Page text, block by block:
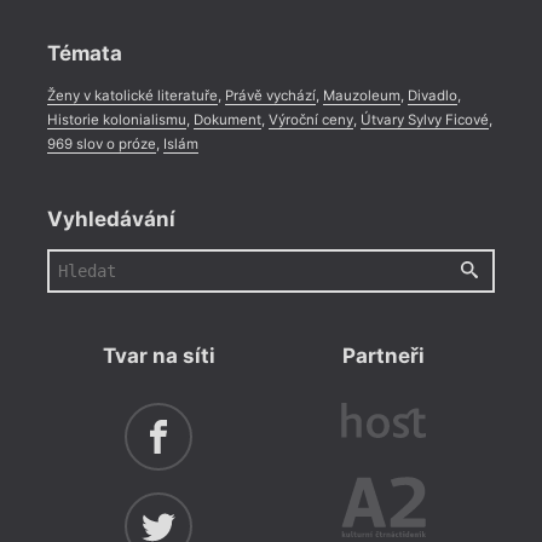
Témata
Ženy v katolické literatuře Právě vychází, Mauzoleum, Divadlo,
Historie kolonialismu Dokument, Výroční ceny, Útvary Sylvy Ficové
969 slov o próze Islám
Vyhledávání
Tvar na síti Partneři